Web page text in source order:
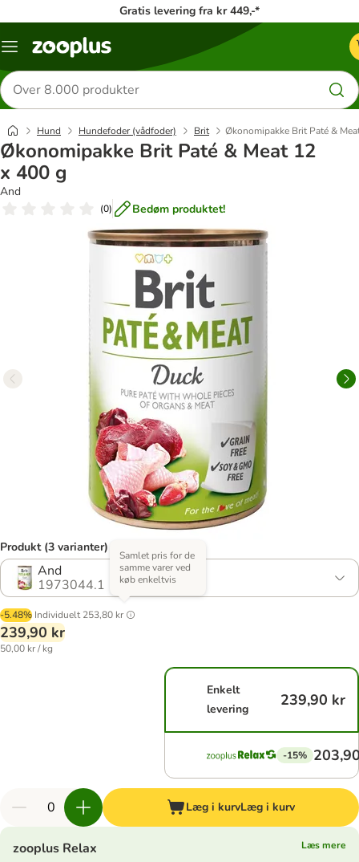
Gratis levering fra kr 449,-*
Menu
Søg
efter
produkter
Hund Hundefoder (vådfoder) Brit Økonomipakke Brit Paté &
Økonomipakke Brit Paté & Meat 12
x 400 g
And
(0) Bedøm produktet!
Produkt (3 varianter)
And
1973044.1
-5.48% Individuelt 253,80 kr
Samlet pris for de
samme varer ved
køb enkeltvis
239,90 kr
50,00 kr / kg
Enkelt
levering
239,90 kr
-15%
Læg i kurvLæg i kurv
zooplus Relax
Læs mere